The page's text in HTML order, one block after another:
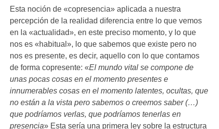
Esta noción de «copresencia» aplicada a nuestra
percepción de la realidad diferencia entre lo que vemos
en la «actualidad», en este preciso momento, y lo que
nos es «habitual», lo que sabemos que existe pero no
nos es presente, es decir, aquello con lo que contamos
de forma copresente: «El mundo vital se compone de
unas pocas cosas en el momento presentes e
innumerables cosas en el momento latentes, ocultas, que
no están a la vista pero sabemos o creemos saber (…)
que podríamos verlas, que podríamos tenerlas en
presencia» Esta sería una primera ley sobre la estructura